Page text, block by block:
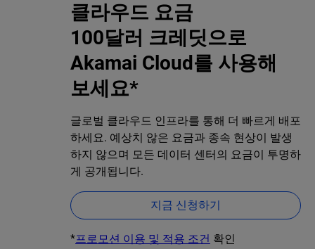
클라우드 요금
100달러 크레딧으로
Akamai Cloud를 사용해
보세요*
글로벌 클라우드 인프라를 통해 더 빠르게 배포
하세요. 예상치 않은 요금과 종속 현상이 발생
하지 않으며 모든 데이터 센터의 요금이 투명하
게 공개됩니다.
지금 신청하기
*프로모션 이용 및 적용 조건 확인